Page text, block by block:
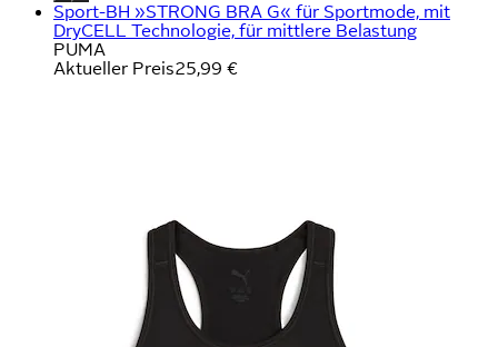
Sport-BH »STRONG BRA G« für Sportmode, mit
DryCELL Technologie, für mittlere Belastung
PUMA
Aktueller Preis25,99 €